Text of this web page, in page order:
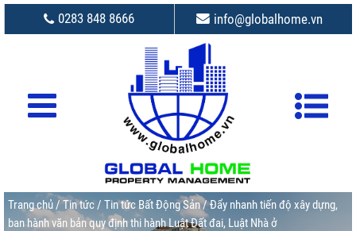
0283 848 8666 info@globalhome.vn
Trang chủ/Tin tức/ Tin tức Bất Động Sản/ Đẩy nhanh tiến độ xây dựng,
ban hành văn bản quy định thi hành Luật Đất đai, Luật Nhà ở